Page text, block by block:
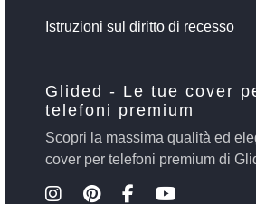
Istruzioni sul diritto di recesso
Glided - Le tue cover
telefoni premium
Scopri la massima qualità ed
cover per telefoni premium di